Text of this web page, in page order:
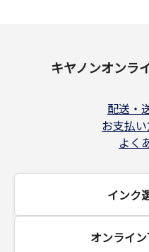
キヤノンオンラ
配送・
お支払
よく
インク
オンライ